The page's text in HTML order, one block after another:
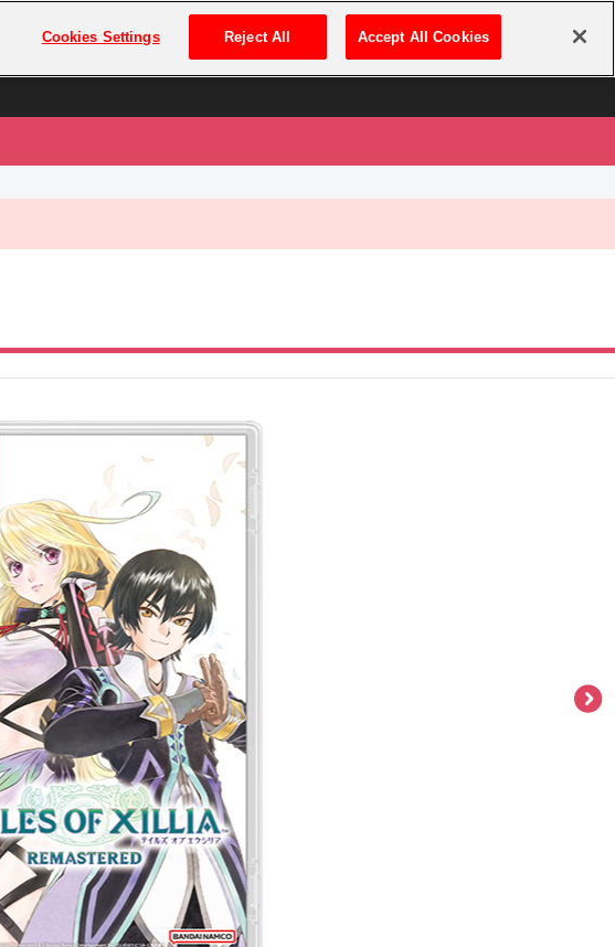
プレミアム会員とは ログイン・新規登録
Cookies Settings Reject All Accept All Cookies